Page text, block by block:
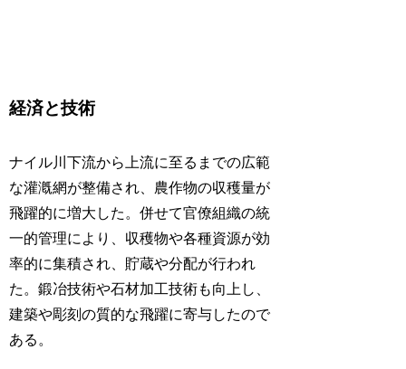
経済と技術
ナイル川下流から上流に至るまでの広範
な灌漑網が整備され、農作物の収穫量が
飛躍的に増大した。併せて官僚組織の統
一的管理により、収穫物や各種資源が効
率的に集積され、貯蔵や分配が行われ
た。鍛冶技術や石材加工技術も向上し、
建築や彫刻の質的な飛躍に寄与したので
ある。